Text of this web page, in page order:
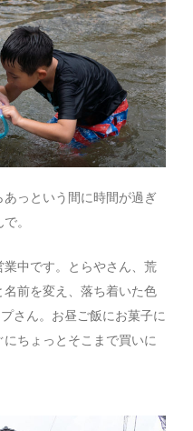
っという間に時間が過ぎ
。
中です。とらやさん、荒
前を変え、落ち着いた色
さん。お昼ご飯にお菓子に
ちょっとそこまで買いに